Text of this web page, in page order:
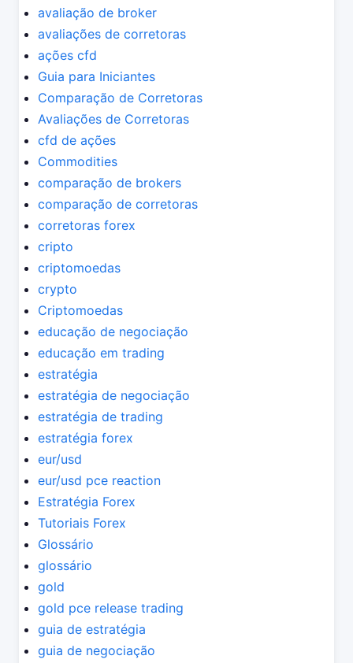
avaliação de broker
avaliações de corretoras
ações cfd
Guia para Iniciantes
Comparação de Corretoras
Avaliações de Corretoras
cfd de ações
Commodities
comparação de brokers
comparação de corretoras
corretoras forex
cripto
criptomoedas
crypto
Criptomoedas
educação de negociação
educação em trading
estratégia
estratégia de negociação
estratégia de trading
estratégia forex
eur/usd
eur/usd pce reaction
Estratégia Forex
Tutoriais Forex
Glossário
glossário
gold
gold pce release trading
guia de estratégia
guia de negociação